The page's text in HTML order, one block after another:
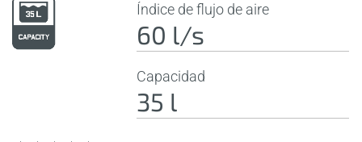
Índice de flujo de aire
60 l/s
Capacidad
35 l